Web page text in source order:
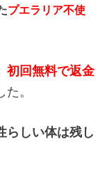
プエラリア不使
初回無料で返金
。
らしい体は残し